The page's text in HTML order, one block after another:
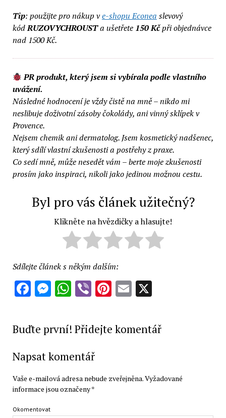
Tip: použijte pro nákup ve-shopu Econea slevový
kódRUZOVYCHROUSTa ušetřete 150 Kčpři objednávce
nad 1500 Kč.
PR produkt, který jsem si vybírala podle vlastního
uvážení.
Následné hodnocení je vždy čistě na mně – nikdo mi
neslibuje doživotní zásoby čokolády, ani vinný sklípek v
Provence.
Nejsem chemik ani dermatolog. Jsem kosmetický nadšenec,
který sdílí vlastní zkušenosti a postřehy z praxe.
Co sedí mně, může nesedět vám – berte moje zkušenosti
prosím jako inspiraci, nikoli jako jedinou možnou cestu.
Byl pro vás článek užitečný?
Klikněte na hvězdičky a hlasujte!
Sdílejte článek s někým dalším:
Facebook
Messenger
WhatsApp
ViberPinterest
Email
X
Buďte první! Přidejte komentář
Napsat komentář
Vaše e-mailová adresa nebude zveřejněna.Vyžadované
informace jsou označeny*
Okomentovat